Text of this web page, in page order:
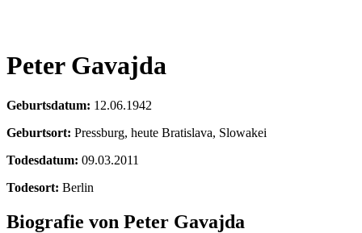
Peter Gavajda
Geburtsdatum: 12.06.1942
Geburtsort: Pressburg, heute Bratislava, Slowakei
Todesdatum: 09.03.2011
Todesort: Berlin
Biografie von Peter Gavajda